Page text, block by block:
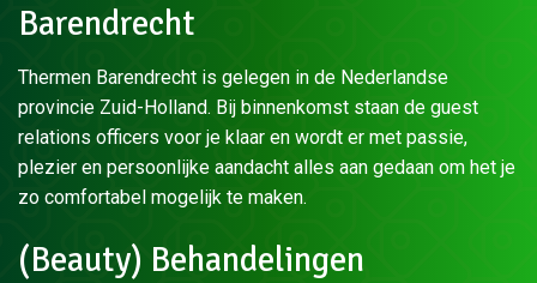
Barendrecht
Thermen Barendrecht is gelegen in de Nederlandse
provincie Zuid-Holland. Bij binnenkomst staan de guest
relations officers voor je klaar en wordt er met passie,
plezier en persoonlijke aandacht alles aan gedaan om het je
zo comfortabel mogelijk te maken.
(Beauty) Behandelingen